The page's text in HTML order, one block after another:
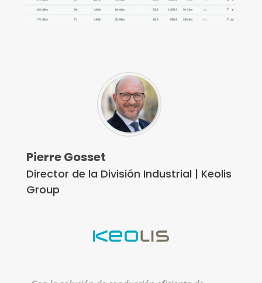
Pierre Gosset
Director de la División Industrial | Keolis
Group